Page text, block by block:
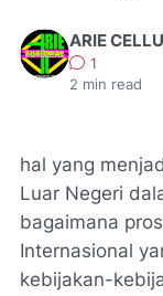
ARIE
1
2 min read
hal yang
Luar Negeri
bagaimana
Internasional
kebijakan-